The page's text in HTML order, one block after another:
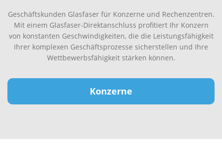
Geschäftskunden Glasfaser für Konzerne und Rechenzentren.
Mit einem Glasfaser-Direktanschluss profitiert Ihr Konzern
von konstanten Geschwindigkeiten, die die Leistungsfähigkeit
Ihrer komplexen Geschäftsprozesse sicherstellen und Ihre
Wettbewerbsfähigkeit stärken können.
Konzerne